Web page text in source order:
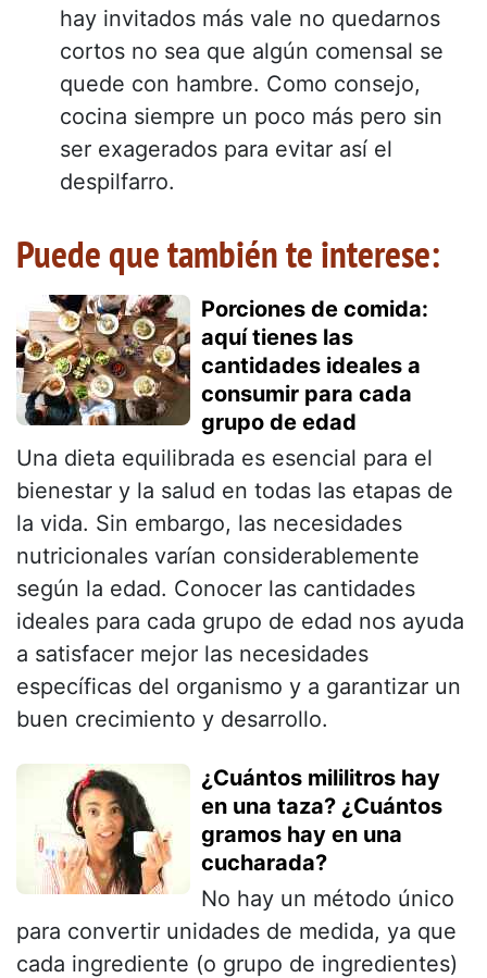
hay invitados más vale no quedarnos
cortos no sea que algún comensal se
quede con hambre. Como consejo,
cocina siempre un poco más pero sin
ser exagerados para evitar así el
despilfarro.
Puede que también te interese:
Porciones de comida:
aquí tienes las
cantidades ideales a
consumir para cada
grupo de edad
Una dieta equilibrada es esencial para el
bienestar y la salud en todas las etapas de
la vida. Sin embargo, las necesidades
nutricionales varían considerablemente
según la edad. Conocer las cantidades
ideales para cada grupo de edad nos ayuda
a satisfacer mejor las necesidades
específicas del organismo y a garantizar un
buen crecimiento y desarrollo.
¿Cuántos mililitros hay
en una taza? ¿Cuántos
gramos hay en una
cucharada?
No hay un método único
para convertir unidades de medida, ya que
cada ingrediente (o grupo de ingredientes)